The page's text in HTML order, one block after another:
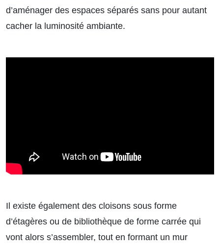
d’aménager des espaces séparés sans pour autant
cacher la luminosité ambiante.
Il existe également des cloisons sous forme
d’étagères ou de bibliothèque de forme carrée qui
vont alors s’assembler, tout en formant un mur